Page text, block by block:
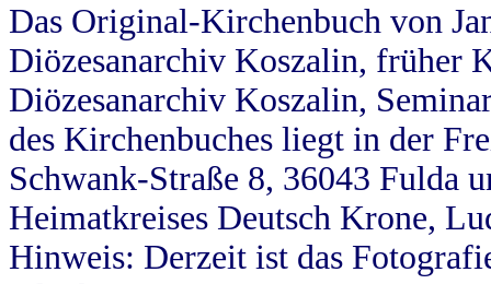
Das Original-Kirchenbuch von
Diözesanarchiv Koszalin, früher
Diözesanarchiv Koszalin,
des Kirchenbuches liegt in der
Schwank-Straße 8, 36043 Fulda
Heimatkreises Deutsch Krone,
Hinweis: Derzeit ist das